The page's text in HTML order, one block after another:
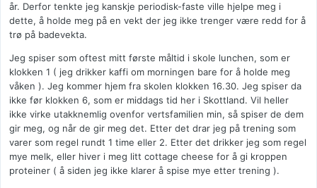
år. Derfor tenkte jeg kanskje periodisk-faste ville hjelpe meg i
dette, å holde meg på en vekt der jeg ikke trenger være redd for å
trø på badevekta.
Jeg spiser som oftest mitt første måltid i skole lunchen, som er
klokken 1 ( jeg drikker kaffi om morningen bare for å holde meg
våken ). Jeg kommer hjem fra skolen klokken 16.30. Jeg spiser da
ikke før klokken 6, som er middags tid her i Skottland. Vil heller
ikke virke utakknemlig ovenfor vertsfamilien min, så spiser de dem
gir meg, og når de gir meg det. Etter det drar jeg på trening som
varer som regel rundt 1 time eller 2. Etter det drikker jeg som regel
mye melk, eller hiver i meg litt cottage cheese for å gi kroppen
proteiner ( å siden jeg ikke klarer å spise mye etter trening ).